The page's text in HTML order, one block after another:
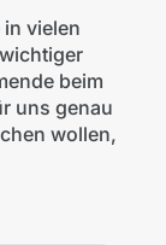
vielen
beim
uns genau
wollen,